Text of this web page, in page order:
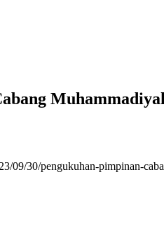
09/30/pengukuhan-pimpinan-